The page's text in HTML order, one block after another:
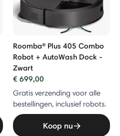
Roomba® Plus 405 Combo
Robot + AutoWash Dock -
Zwart
€ 699,00
Gratis verzending voor alle
bestellingen, inclusief robots.
Koop nu